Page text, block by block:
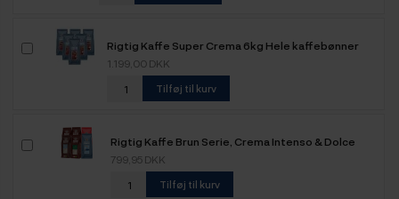
Rigtig Kaffe Super Crema 6kg Hele kaffebønner
1.199,00 DKK
Tilføj til kurv
Rigtig Kaffe Brun Serie, Crema Intenso & Dolce
Crema Mixpakke 3,6kg Hele kaffebønner
799,95 DKK
Tilføj til kurv